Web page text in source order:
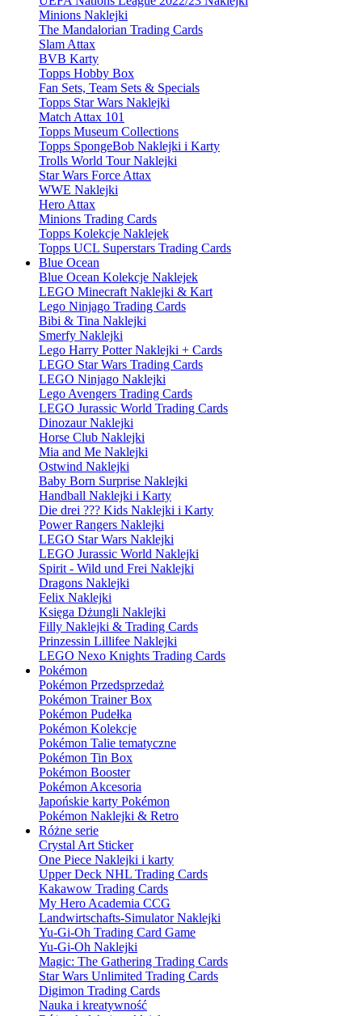
Minions Naklejki
The Mandalorian Trading Cards
Slam Attax
BVB Karty
Topps Hobby Box
Fan Sets, Team Sets & Specials
Topps Star Wars Naklejki
Match Attax 101
Topps Museum Collections
Topps SpongeBob Naklejki i Karty
Trolls World Tour Naklejki
Star Wars Force Attax
WWE Naklejki
Hero Attax
Minions Trading Cards
Topps Kolekcje Naklejek
Topps UCL Superstars Trading Cards
Blue Ocean
Blue Ocean Kolekcje Naklejek
LEGO Minecraft Naklejki & Kart
Lego Ninjago Trading Cards
Bibi & Tina Naklejki
Smerfy Naklejki
Lego Harry Potter Naklejki + Cards
LEGO Star Wars Trading Cards
LEGO Ninjago Naklejki
Lego Avengers Trading Cards
LEGO Jurassic World Trading Cards
Dinozaur Naklejki
Horse Club Naklejki
Mia and Me Naklejki
Ostwind Naklejki
Baby Born Surprise Naklejki
Handball Naklejki i Karty
Die drei ??? Kids Naklejki i Karty
Power Rangers Naklejki
LEGO Star Wars Naklejki
LEGO Jurassic World Naklejki
Spirit - Wild und Frei Naklejki
Dragons Naklejki
Felix Naklejki
Księga Dżungli Naklejki
Filly Naklejki & Trading Cards
Prinzessin Lillifee Naklejki
LEGO Nexo Knights Trading Cards
Pokémon
Pokémon Przedsprzedaż
Pokémon Trainer Box
Pokémon Pudełka
Pokémon Kolekcje
Pokémon Talie tematyczne
Pokémon Tin Box
Pokémon Booster
Pokémon Akcesoria
Japońskie karty Pokémon
Pokémon Naklejki & Retro
Różne serie
Crystal Art Sticker
One Piece Naklejki i karty
Upper Deck NHL Trading Cards
Kakawow Trading Cards
My Hero Academia CCG
Landwirtschafts-Simulator Naklejki
Yu-Gi-Oh Trading Card Game
Yu-Gi-Oh Naklejki
Magic: The Gathering Trading Cards
Star Wars Unlimited Trading Cards
Digimon Trading Cards
Nauka i kreatywność